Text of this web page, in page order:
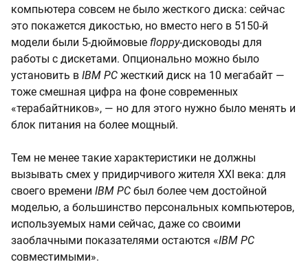
компьютера совсем не было жесткого диска: сейчас
это покажется дикостью, но вместо него в 5150-й
модели были 5-дюймовые floppy-дисководы для
работы с дискетами. Опционально можно было
установить в IBM PC жесткий диск на 10 мегабайт —
тоже смешная цифра на фоне современных
«терабайтников», — но для этого нужно было менять и
блок питания на более мощный.
Тем не менее такие характеристики не должны
вызывать смех у придирчивого жителя XXI века: для
своего времени IBM PC был более чем достойной
моделью, а большинство персональных компьютеров,
используемых нами сейчас, даже со своими
заоблачными показателями остаются «IBM PC
совместимыми».